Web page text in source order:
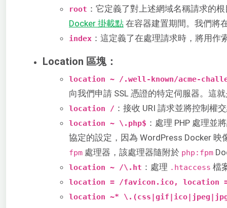
root ：它定義了對上述網域名稱請求的
Docker 掛載點 在容器建置期間。我們將
index ：這定義了在處理請求時，將用
Location 區塊：
location ~ /.well-known/acme-
向我們申請 SSL 憑證的特定伺服器。這
location / ：接收 URI 請求並將控制權
location ~ \.php$ ：處理 PHP 處理並
協定的設定，因為 WordPress Docker 映
fpm 處理器，該處理器隨附於 php:fpm
location ~ /\.ht ：處理 .htaccess 檔
location = /favicon.ico, location
location ~*